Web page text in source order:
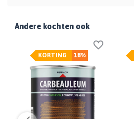
Andere kochten ook
18%
KORTING